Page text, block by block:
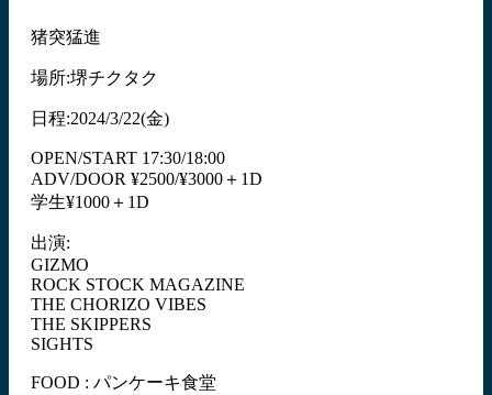
猪突猛進
場所:堺チクタク
日程:2024/3/22(金)
OPEN/START 17:30/18:00
ADV/DOOR ¥2500/¥3000＋1D
学生¥1000＋1D
出演:
GIZMO
ROCK STOCK MAGAZINE
THE CHORIZO VIBES
THE SKIPPERS
SIGHTS
FOOD : パンケーキ食堂